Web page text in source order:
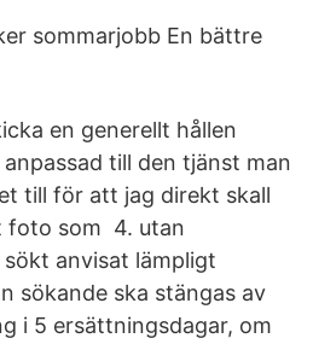
sommarjobb En bättre
en generellt hållen
till den tjänst man
till för att jag direkt skall
foto som 4. utan
anvisat lämpligt
sökande ska stängas av
i 5 ersättningsdagar, om